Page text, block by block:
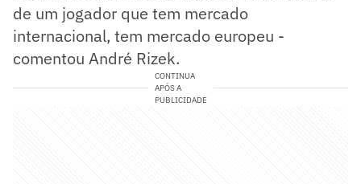
de um jogador que tem mercado
internacional, tem mercado europeu -
comentou André Rizek.
CONTINUA
APÓS A
PUBLICIDADE